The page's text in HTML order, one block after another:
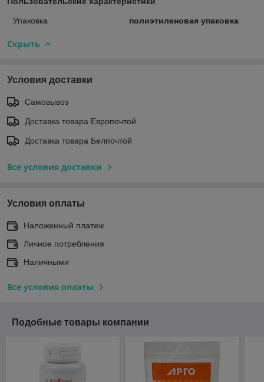
Упаковка полиэтиленовая упаковка
Скрыть
Условия доставки
Самовывоз
Доставка товара Европочтой
Доставка товара Белпочтой
Все условия доставки
Условия оплаты
Наложенный платеж
Личное потребления
Наличными
Все условия оплаты
Подобные товары компании